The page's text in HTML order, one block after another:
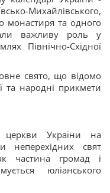
Михайлівського,
монастиря та одного
важливу роль у
Північно-Східної
свято, що відомо
та народні прикмети
церкви України на
неперехідних свят
частина громад і
юліанського